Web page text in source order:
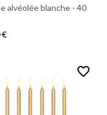
alvéolée blanche - 40
€
favorite_border